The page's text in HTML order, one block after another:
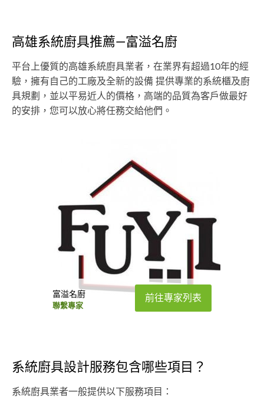
高雄系統廚具推薦—富溢名廚
平台上優質的高雄系統廚具業者，在業界有超過10年的經
驗，擁有自己的工廠及全新的設備 提供專業的系統櫃及廚
具規劃，並以平易近人的價格，高端的品質為客戶做最好
的安排，您可以放心將任務交給他們。
富溢名廚
聯繫專家
前往專家列表
系統廚具設計服務包含哪些項目？
系統廚具業者一般提供以下服務項目：